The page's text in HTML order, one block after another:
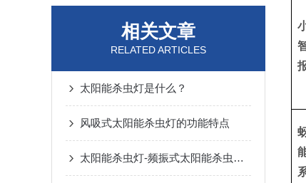
相关文章
RELATED ARTICLES
太阳能杀虫灯是什么？
风吸式太阳能杀虫灯的功能特点
太阳能杀虫灯-频振式太阳能杀虫灯详细介绍